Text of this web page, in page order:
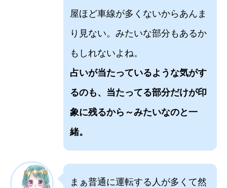
屋ほど車線が多くないからあんま
り見ない。みたいな部分もあるか
もしれないよね。
占いが当たっているような気がす
るのも、当たってる部分だけが印
象に残るから～みたいなのと一
緒。
まぁ普通に運転する人が多くて然